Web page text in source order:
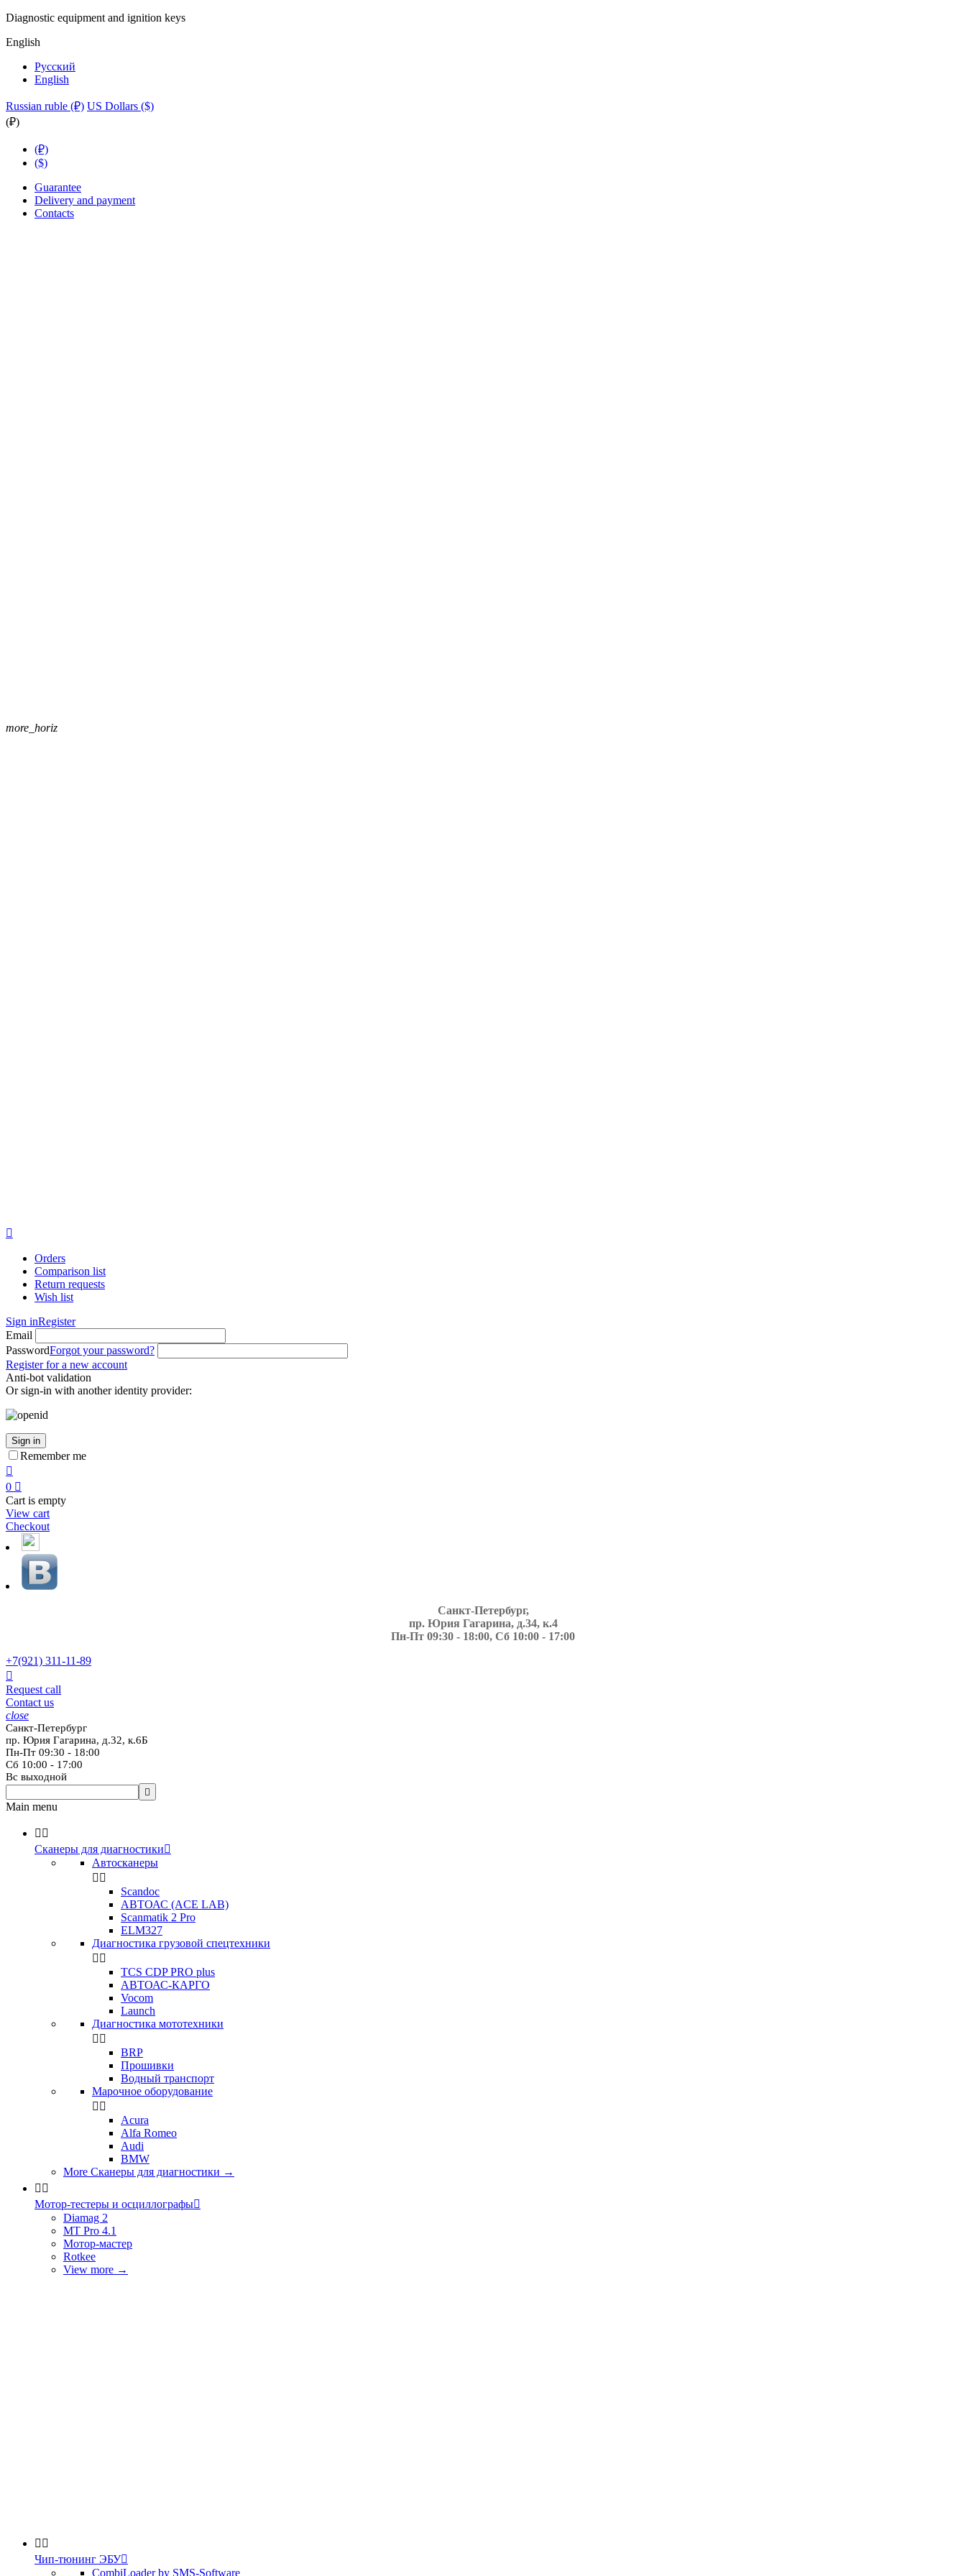
Diagnostic equipment and ignition keys
English
Русский
English
Russian ruble (₽) US Dollars ($)
(₽)
(₽)
($)
Guarantee
Delivery and payment
Contacts
more_horiz

Orders
Comparison list
Return requests
Wish list
Sign inRegister
Email
PasswordForgot your password?
Register for a new account
Anti-bot validation
Or sign-in with another identity provider:
Sign in
Remember me

0 
Cart is empty
View cart
Checkout
Санкт-Петербург,
пр. Юрия Гагарина, д.34, к.4
Пн-Пт 09:30 - 18:00, Сб 10:00 - 17:00
+7(921) 311-11-89

Request call
Contact us
close
Санкт-Петербург
пр. Юрия Гагарина, д.32, к.6Б
Пн-Пт 09:30 - 18:00
Сб 10:00 - 17:00
Вс выходной

Main menu
 
Сканеры для диагностики
Автосканеры
 
Scandoc
АВТОАС (ACE LAB)
Scanmatik 2 Pro
ELM327
Диагностика грузовой спецтехники
 
TCS CDP PRO plus
АВТОАС-КАРГО
Vocom
Launch
Диагностика мототехники
 
BRP
Прошивки
Водный транспорт
Марочное оборудование
 
Acura
Alfa Romeo
Audi
BMW
More Сканеры для диагностики →
 
Мотор-тестеры и осциллографы
Diamag 2
MT Pro 4.1
Мотор-мастер
Rotkee
View more →
 
Чип-тюнинг ЭБУ
CombiLoader by SMS-Software